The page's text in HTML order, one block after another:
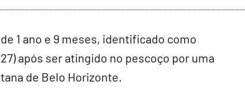
de 1 ano e 9 meses, identificado como
após ser atingido no pescoço por uma
de Belo Horizonte.